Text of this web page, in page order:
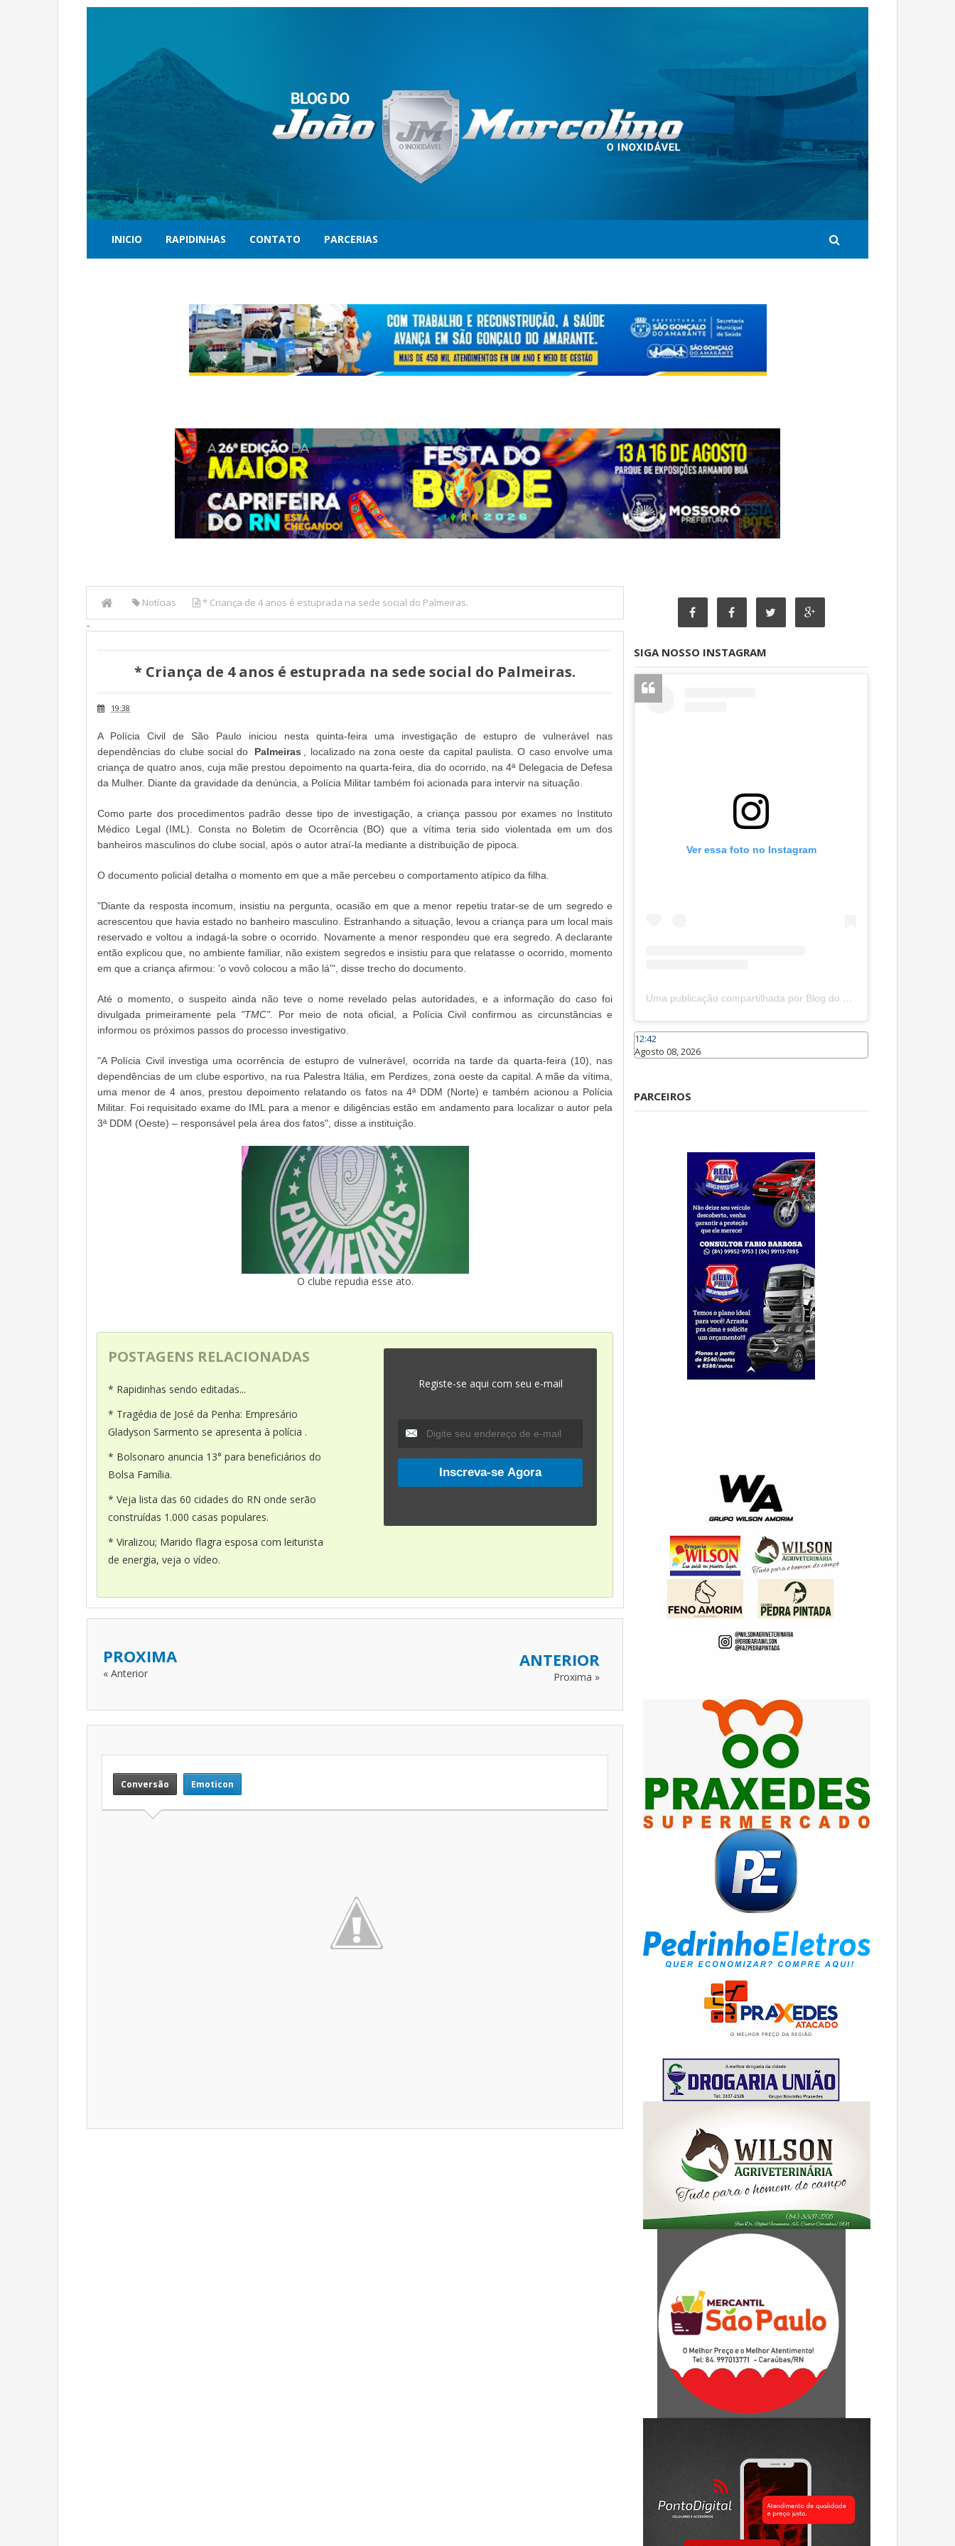
INICIO RAPIDINHAS CONTATO PARCERIAS
Notícias
* Criança de 4 anos é estuprada na sede social do Palmeiras.
-
* Criança de 4 anos é estuprada na sede social do Palmeiras.
19:38
A Polícia Civil de São Paulo iniciou nesta quinta-feira uma investigação de estupro de vulnerável nas
dependências do clube social do
Palmeiras
, localizado na zona oeste da capital paulista. O caso envolve uma
criança de quatro anos, cuja mãe prestou depoimento na quarta-feira, dia do ocorrido, na 4ª Delegacia de Defesa
da Mulher. Diante da gravidade da denúncia, a Polícia Militar também foi acionada para intervir na situação.
Como parte dos procedimentos padrão desse tipo de investigação, a criança passou por exames no Instituto
Médico Legal (IML). Consta no Boletim de Ocorrência (BO) que a vítima teria sido violentada em um dos
banheiros masculinos do clube social, após o autor atraí-la mediante a distribuição de pipoca.
O documento policial detalha o momento em que a mãe percebeu o comportamento atípico da filha.
"Diante da resposta incomum, insistiu na pergunta, ocasião em que a menor repetiu tratar-se de um segredo e
acrescentou que havia estado no banheiro masculino. Estranhando a situação, levou a criança para um local mais
reservado e voltou a indagá-la sobre o ocorrido. Novamente a menor respondeu que era segredo. A declarante
então explicou que, no ambiente familiar, não existem segredos e insistiu para que relatasse o ocorrido, momento
em que a criança afirmou: 'o vovô colocou a mão lá'", disse trecho do documento.
Até o momento, o suspeito ainda não teve o nome revelado pelas autoridades, e a informação do caso foi
divulgada primeiramente pela "TMC". Por meio de nota oficial, a Polícia Civil confirmou as circunstâncias e
informou os próximos passos do processo investigativo.
"A Polícia Civil investiga uma ocorrência de estupro de vulnerável, ocorrida na tarde da quarta-feira (10), nas
dependências de um clube esportivo, na rua Palestra Itália, em Perdizes, zona oeste da capital. A mãe da vítima,
uma menor de 4 anos, prestou depoimento relatando os fatos na 4ª DDM (Norte) e também acionou a Polícia
Militar. Foi requisitado exame do IML para a menor e diligências estão em andamento para localizar o autor pela
3ª DDM (Oeste) – responsável pela área dos fatos", disse a instituição.
O clube repudia esse ato.
POSTAGENS RELACIONADAS
* Rapidinhas sendo editadas...
* Tragédia de José da Penha: Empresário
Gladyson Sarmento se apresenta à polícia .
* Bolsonaro anuncia 13° para beneficiários do
Bolsa Família.
* Veja lista das 60 cidades do RN onde serão
construídas 1.000 casas populares.
* Viralizou; Marido flagra esposa com leiturista
de energia, veja o vídeo.
Registe-se aqui com seu e-mail
PROXIMA
« Anterior
ANTERIOR
Proxima »
Conversão Emoticon
SIGA NOSSO INSTAGRAM
Ver essa foto no Instagram
Uma publicação compartilhada por Blog do João Marcolino (@joaomarcolinoneto)
12:42
Agosto 08, 2026
PARCEIROS